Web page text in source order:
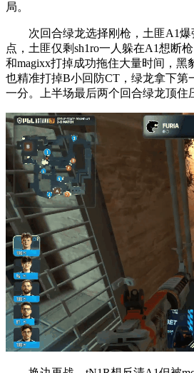
局。
次回合绿龙选择刚枪，土匪A1爆
点，土匪仅剩sh1ro一人躲在A1想断
和magixx打掉成功拖住大量时间，
也精准打掉B小回防CT，绿龙拿下第
一分。上半场最后两个回合绿龙顶住